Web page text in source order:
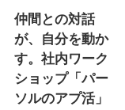
仲間との対話
が、自分を動か
す。社内ワーク
ショップ「パー
ソルのアプ活」